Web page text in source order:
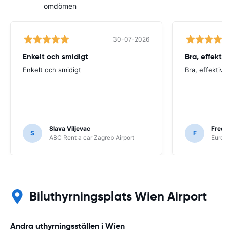
omdömen
30-07-2026
Enkelt och smidigt
Enkelt och smidigt
S
Slava Viljevac
ABC Rent a car Zagreb Airport
Bra,
Bra, effektiv
F
Biluthyrningsplats Wien Airport
Andra uthyrningsställen i Wien